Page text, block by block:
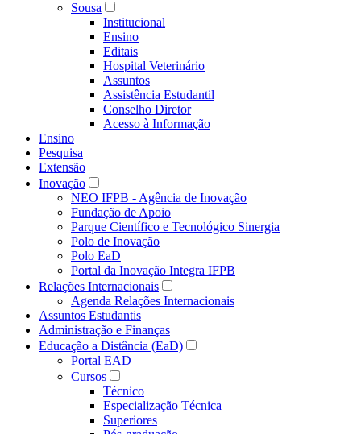
Sousa
Institucional
Ensino
Editais
Hospital Veterinário
Assuntos
Assistência Estudantil
Conselho Diretor
Acesso à Informação
Ensino
Pesquisa
Extensão
Inovação
NEO IFPB - Agência de Inovação
Fundação de Apoio
Parque Científico e Tecnológico Sinergia
Polo de Inovação
Polo EaD
Portal da Inovação Integra IFPB
Relações Internacionais
Agenda Relações Internacionais
Assuntos Estudantis
Administração e Finanças
Educação a Distância (EaD)
Portal EAD
Cursos
Técnico
Especialização Técnica
Superiores